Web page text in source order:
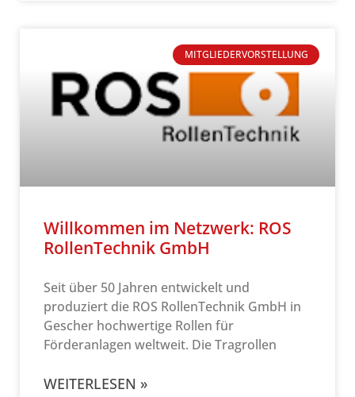
MITGLIEDERVORSTELLUNG
Willkommen im Netzwerk: ROS
RollenTechnik GmbH
Seit über 50 Jahren entwickelt und
produziert die ROS RollenTechnik GmbH in
Gescher hochwertige Rollen für
Förderanlagen weltweit. Die Tragrollen
WEITERLESEN »